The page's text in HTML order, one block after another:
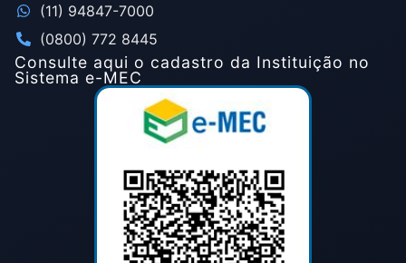
(11) 94847-7000
(0800) 772 8445
Consulte aqui o cadastro da Instituição no
Sistema e-MEC